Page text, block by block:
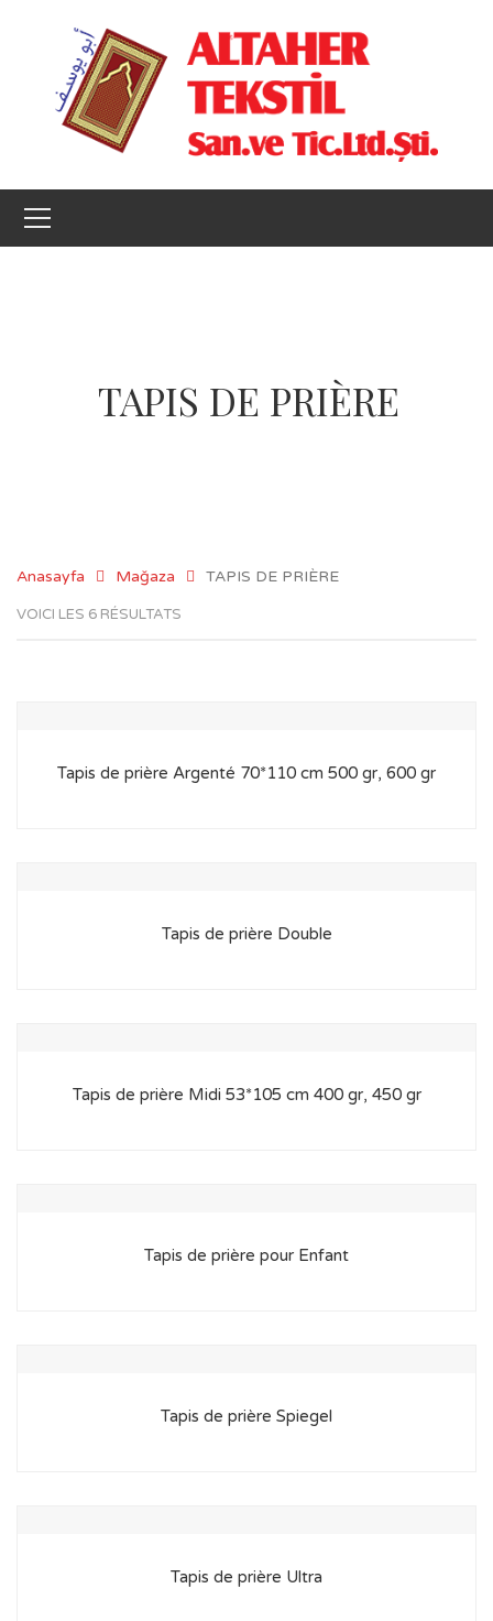
TAPIS DE PRIÈRE
Anasayfa Mağaza TAPIS DE PRIÈRE
VOICI LES 6 RÉSULTATS
Tapis de prière Argenté 70*110 cm 500 gr, 600 gr
Tapis de prière Double
Tapis de prière Midi 53*105 cm 400 gr, 450 gr
Tapis de prière pour Enfant
Tapis de prière Spiegel
Tapis de prière Ultra